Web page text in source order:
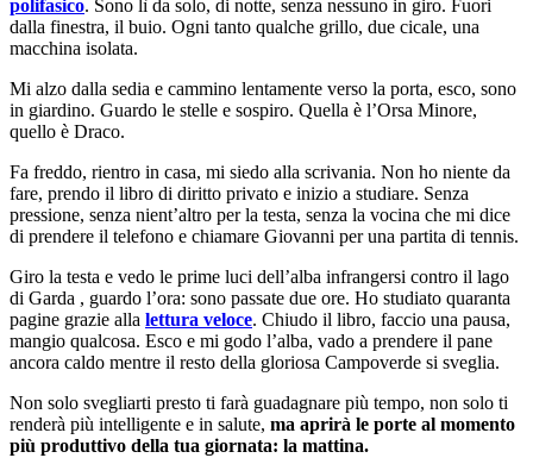
polifasico. Sono lì da solo, di notte, senza nessuno in giro. Fuori
dalla finestra, il buio. Ogni tanto qualche grillo, due cicale, una
macchina isolata.
Mi alzo dalla sedia e cammino lentamente verso la porta, esco, sono
in giardino. Guardo le stelle e sospiro. Quella è l’Orsa Minore,
quello è Draco.
Fa freddo, rientro in casa, mi siedo alla scrivania. Non ho niente da
fare, prendo il libro di diritto privato e inizio a studiare. Senza
pressione, senza nient’altro per la testa, senza la vocina che mi dice
di prendere il telefono e chiamare Giovanni per una partita di tennis.
Giro la testa e vedo le prime luci dell’alba infrangersi contro il lago
di Garda , guardo l’ora: sono passate due ore. Ho studiato quaranta
pagine grazie alla lettura veloce. Chiudo il libro, faccio una pausa,
mangio qualcosa. Esco e mi godo l’alba, vado a prendere il pane
ancora caldo mentre il resto della gloriosa Campoverde si sveglia.
Non solo svegliarti presto ti farà guadagnare più tempo, non solo ti
renderà più intelligente e in salute, ma aprirà le porte al momento
più produttivo della tua giornata: la mattina.